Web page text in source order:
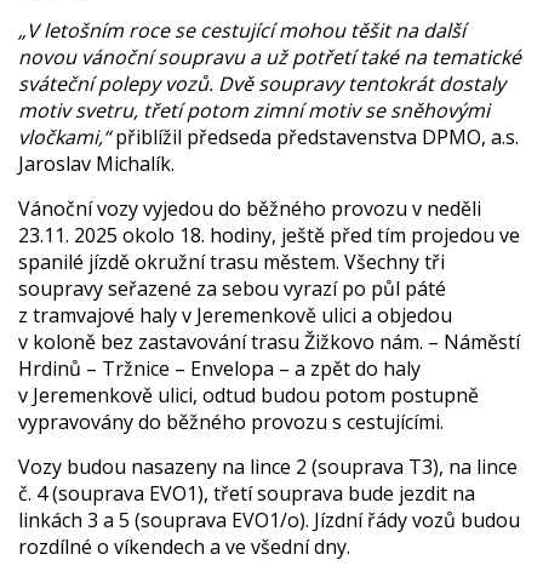
„V letošním roce se cestující mohou těšit na další
novou vánoční soupravu a už potřetí také na tematické
sváteční polepy vozů. Dvě soupravy tentokrát dostaly
motiv svetru, třetí potom zimní motiv se sněhovými
vločkami,“přiblížil předseda představenstva DPMO, a.s.
Jaroslav Michalík.
Vánoční vozy vyjedou do běžného provozu v neděli
23.11. 2025 okolo 18. hodiny, ještě před tím projedou ve
spanilé jízdě okružní trasu městem. Všechny tři
soupravy seřazené za sebou vyrazí po půl páté
z tramvajové haly v Jeremenkově ulici a objedou
v koloně bez zastavování trasu Žižkovo nám. – Náměstí
Hrdinů – Tržnice – Envelopa – a zpět do haly
v Jeremenkově ulici, odtud budou potom postupně
vypravovány do běžného provozu s cestujícími.
Vozy budou nasazeny na lince 2 (souprava T3), na lince
č. 4 (souprava EVO1), třetí souprava bude jezdit na
linkách 3 a 5 (souprava EVO1/o). Jízdní řády vozů budou
rozdílné o víkendech a ve všední dny.